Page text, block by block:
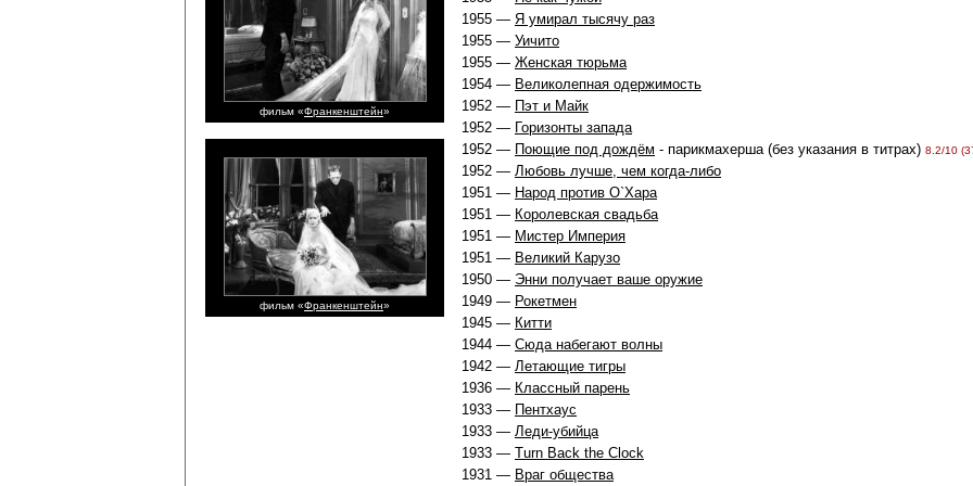
фильм «Франкенштейн»
фильм «Франкенштейн»
1955 — Я умирал тысячу раз
1955 — Уичито
1955 — Женская тюрьма
1954 — Великолепная одержимость
1952 — Пэт и Майк
1952 — Горизонты запада
1952 — Поющие под дождём - парикмахерша (без указания в титрах) 8.2/10
1952 — Любовь лучше, чем когда-либо
1951 — Народ против О`Хара
1951 — Королевская свадьба
1951 — Мистер Империя
1951 — Великий Карузо
1950 — Энни получает ваше оружие
1949 — Рокетмен
1945 — Китти
1944 — Сюда набегают волны
1942 — Летающие тигры
1936 — Классный парень
1933 — Пентхаус
1933 — Леди-убийца
1933 — Turn Back the Clock
1931 — Враг общества